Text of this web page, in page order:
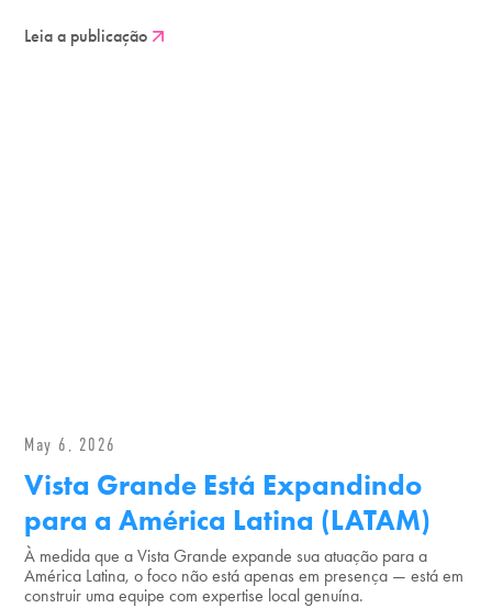
Leia a publicação
May 6, 2026
Vista Grande Está Expandindo
para a América Latina (LATAM)
À medida que a Vista Grande expande sua atuação para a
América Latina, o foco não está apenas em presença — está em
construir uma equipe com expertise local genuína.